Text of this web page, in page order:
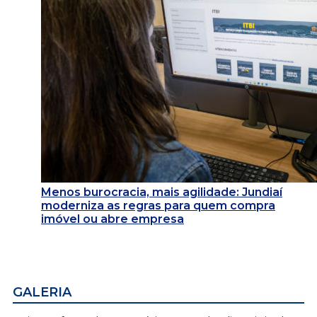
Menos burocracia, mais agilidade: Jundiaí
moderniza as regras para quem compra
imóvel ou abre empresa
GALERIA